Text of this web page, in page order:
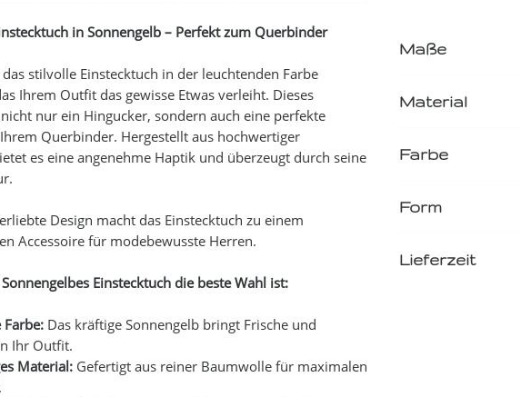
in Sonnengelb – Perfekt zum Querbinder
das stilvolle Einstecktuch in der leuchtenden Farbe
Ihrem Outfit das gewisse Etwas verleiht. Dieses
nur ein Hingucker, sondern auch eine perfekte
Querbinder. Hergestellt aus hochwertiger
es eine angenehme Haptik und überzeugt durch seine
Design macht das Einstecktuch zu einem
Accessoire für modebewusste Herren.
Einstecktuch die beste Wahl ist:
Farbe: Das kräftige Sonnengelb bringt Frische und
Ihr Outfit.
Material: Gefertigt aus reiner Baumwolle für maximalen
Maße
Material
Farbe
Bitte beachten Sie, dass
Original kommen kann.
Form
Lieferzeit